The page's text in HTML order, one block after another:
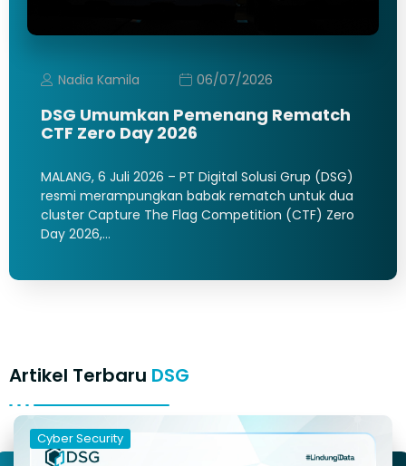
Nadia Kamila 06/07/2026
DSG Umumkan Pemenang Rematch
CTF Zero Day 2026
MALANG, 6 Juli 2026 – PT Digital Solusi Grup (DSG)
resmi merampungkan babak rematch untuk dua
cluster Capture The Flag Competition (CTF) Zero
Day 2026,…
Artikel Terbaru DSG
Cyber Security